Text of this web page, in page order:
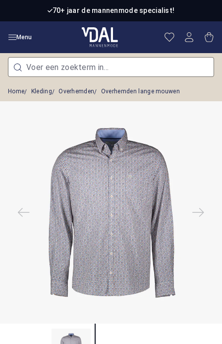
Ga naar de hoofdinhoud70+ jaar de mannenmode specialist!
Menu Je hebt 0
Home Kleding Overhemden Overhemden lange mouwen